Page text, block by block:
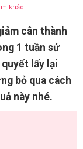
khảo
cân thành
1 tuần sử
lấy lại
bỏ qua cách
này nhé.